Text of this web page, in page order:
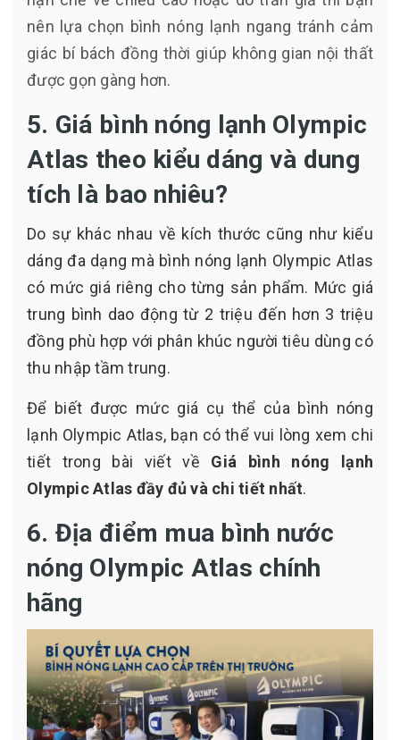
nên lựa chọn bình nóng lạnh ngang tránh cảm
giác bí bách đồng thời giúp không gian nội thất
được gọn gàng hơn.
5. Giá bình nóng lạnh Olympic
Atlas theo kiểu dáng và dung
tích là bao nhiêu?
Do sự khác nhau về kích thước cũng như kiểu
dáng đa dạng mà bình nóng lạnh Olympic Atlas
có mức giá riêng cho từng sản phẩm. Mức giá
trung bình dao động từ 2 triệu đến hơn 3 triệu
đồng phù hợp với phân khúc người tiêu dùng có
thu nhập tầm trung.
Để biết được mức giá cụ thể của bình nóng
lạnh Olympic Atlas, bạn có thể vui lòng xem chi
tiết trong bài viết về Giá bình nóng lạnh
Olympic Atlas đầy đủ và chi tiết nhất.
6. Địa điểm mua bình nước
nóng Olympic Atlas chính
hãng